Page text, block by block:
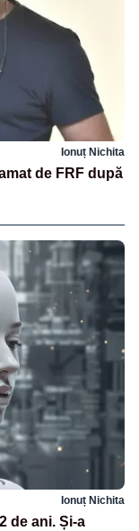
Ionuț Nichita
de FRF după
Ionuț Nichita
de ani. Și-a